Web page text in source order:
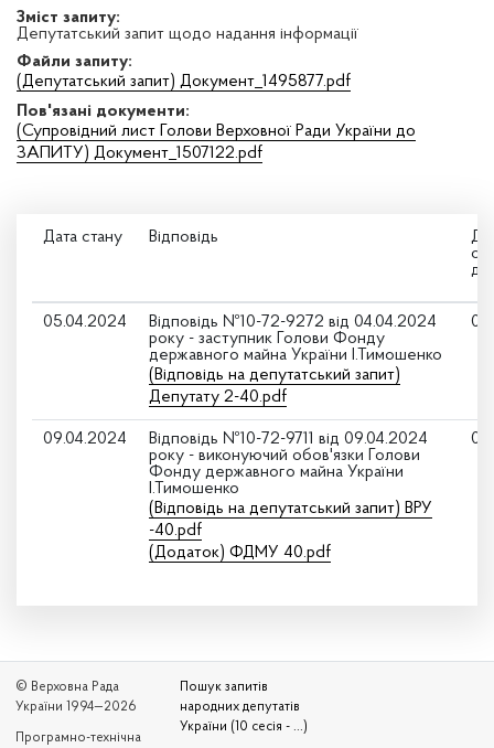
Зміст запиту:
Депутатський запит щодо надання інформації
Файли запиту:
(Депутатський запит) Документ_1495877.pdf
Пов'язані документи:
(Супровідний лист Голови Верховної Ради України до
ЗАПИТУ) Документ_1507122.pdf
Дата стану Відповідь
05.04.2024
Відповідь №10-72-9272 від 04.04.2024
року - заступник Голови Фонду
державного майна України І.Тимошенко
(Відповідь на депутатський запит)
Депутату 2-40.pdf
09.04.2024
Відповідь №10-72-9711 від 09.04.2024
року - виконуючий обов'язки Голови
Фонду державного майна України
І.Тимошенко
(Відповідь на депутатський запит) ВРУ
-40.pdf
(Додаток) ФДМУ 40.pdf
© Верховна Рада
України 1994—2026
Програмно-технічна
Пошук запитів
народних депутатів
України (10 сесія - ...)